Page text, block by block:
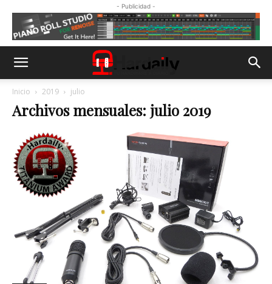
- Publicidad -
Inicio 2019 julio
Archivos mensuales: julio 2019